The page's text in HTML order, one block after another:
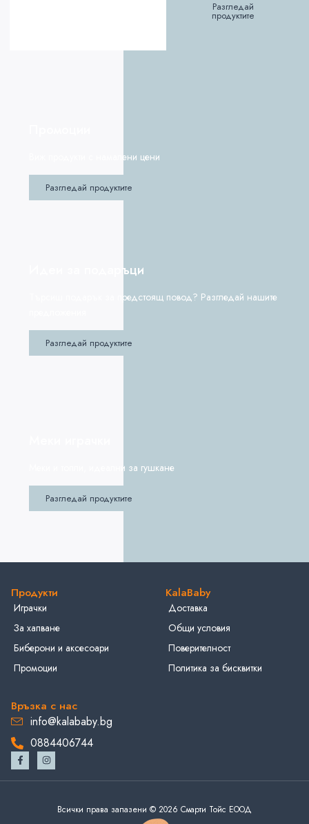
Разгледай
продуктите
Виж продукти с намалени цени
Разгледай продуктите
Идеи за подаръци
Търсиш подарък за предстоящ повод? Разгледай нашите
Разгледай продуктите
Меки и топли, идеални за гушкане
Разгледай продуктите
Продукти
Играчки
За хапване
Биберони и аксесоари
Промоции
KalaBaby
Доставка
Общи условия
Поверителност
Политика за бисквитки
Връзка с нас
info@kalababy.bg
0884406744
Всички права запазени © 2026 Смарти Тойс ЕООД